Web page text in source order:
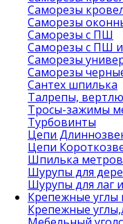
Саморезы
Саморезы
Саморезы с ПШ
Саморезы с ПШ и
Саморезы
Саморезы
Сантех шпилька
Талрепы,
Тросы-зажимы
Турбовинты
Цепи
Цепи
Шпилька
Шурупы для
Шурупы для лаг
Крепежные углы
Крепежные